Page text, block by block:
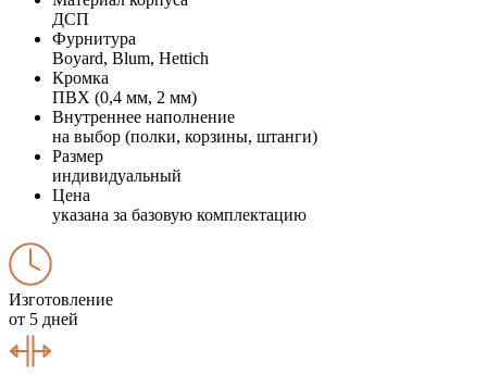
ДСП
Фурнитура
Boyard, Blum, Hettich
Кромка
ПВХ (0,4 мм, 2 мм)
Внутреннее наполнение
на выбор (полки, корзины, штанги)
Размер
индивидуальный
Цена
указана за базовую комплектацию
Изготовление
от 5 дней